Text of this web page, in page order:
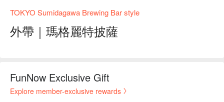
TOKYO Sumidagawa Brewing Bar style
外帶｜瑪格麗特披薩
FunNow Exclusive Gift
Explore member-exclusive rewards